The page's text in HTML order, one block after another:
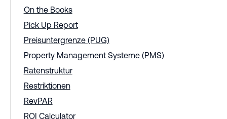
On the Books
Pick Up Report
Preisuntergrenze (PUG)
Property Management Systeme (PMS)
Ratenstruktur
Restriktionen
RevPAR
ROI Calculator